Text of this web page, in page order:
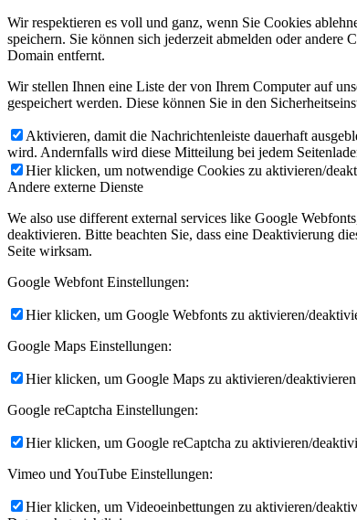
Wir respektieren es voll und ganz, wenn Sie Cookies
speichern. Sie können sich jederzeit abmelden oder andere
Domain entfernt.
Wir stellen Ihnen eine Liste der von Ihrem Computer auf
gespeichert werden. Diese können Sie in den
Aktivieren, damit die Nachrichtenleiste dauerhaft
wird. Andernfalls wird diese Mitteilung bei jedem
Hier klicken, um notwendige Cookies zu aktivieren/
Andere externe Dienste
We also use different external services like Google
deaktivieren. Bitte beachten Sie, dass eine Deaktivierung
Seite wirksam.
Google Webfont Einstellungen:
Hier klicken, um Google Webfonts zu aktivieren/
Google Maps Einstellungen:
Hier klicken, um Google Maps zu aktivieren/
Google reCaptcha Einstellungen:
Hier klicken, um Google reCaptcha zu aktivieren/
Vimeo und YouTube Einstellungen:
Hier klicken, um Videoeinbettungen zu aktivieren/